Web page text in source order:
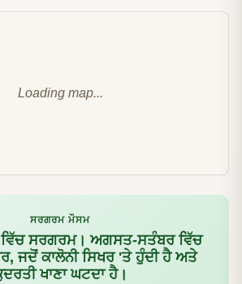
Loading map...
ਸਰਗਰਮ ਮੌਸਮ
ਸਰਗਰਮ। ਅਗਸਤ-ਸਤੰਬਰ ਵਿੱਚ
ਜਦੋਂ ਕਾਲੋਨੀ ਸਿਖਰ 'ਤੇ ਹੁੰਦੀ ਹੈ ਅਤੇ
ਖਾਣਾ ਘਟਦਾ ਹੈ।